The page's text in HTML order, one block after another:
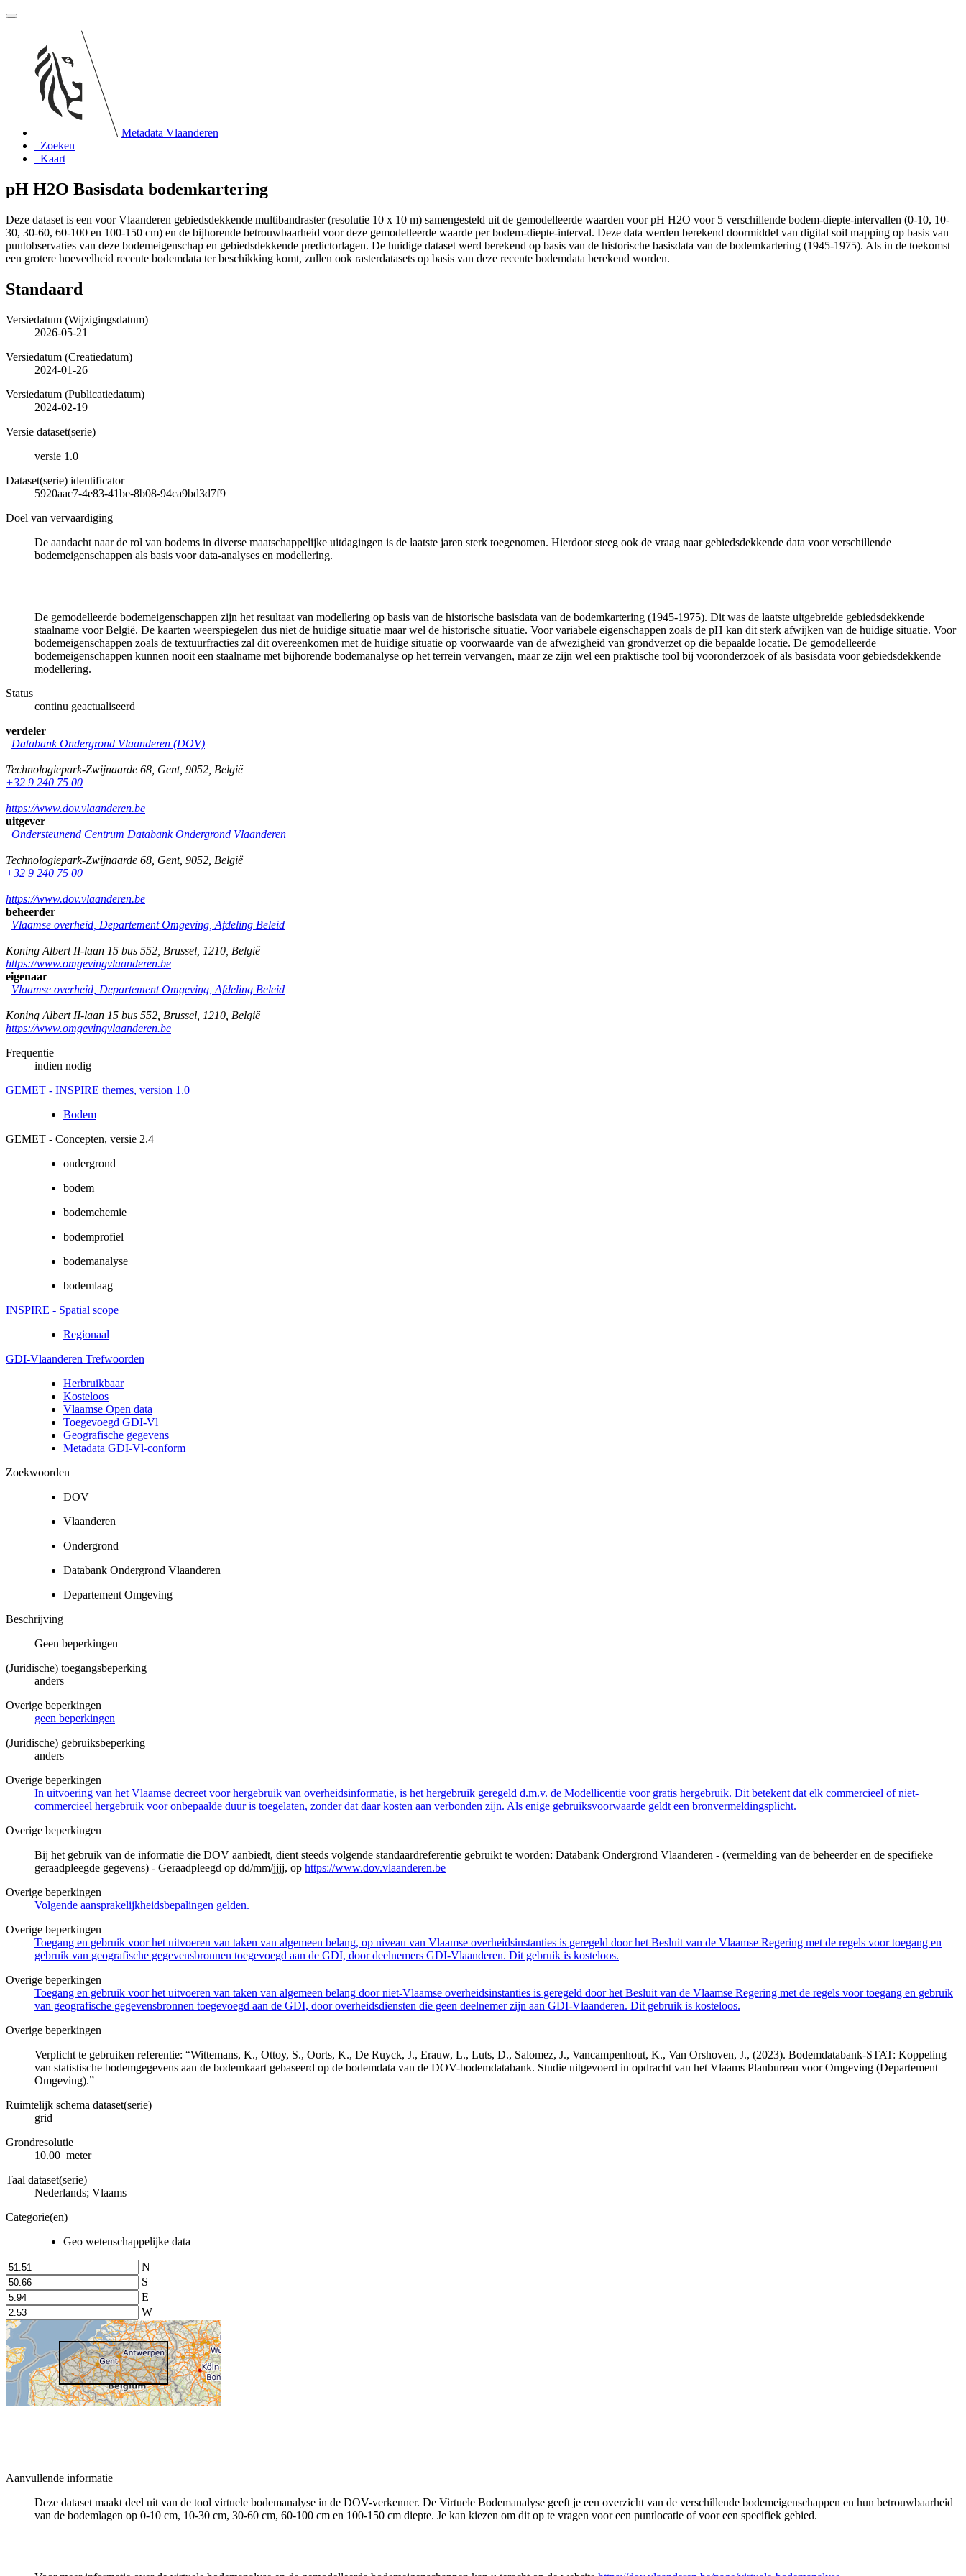
Metadata Vlaanderen
Zoeken
Kaart
pH H2O Basisdata bodemkartering
Deze dataset is een voor Vlaanderen gebiedsdekkende multibandraster (resolutie 10 x 10 m) samengesteld uit de gemodelleerde waarden voor pH H2O voor 5 verschillende bodem-diepte-intervallen (0-10, 10-
30, 30-60, 60-100 en 100-150 cm) en de bijhorende betrouwbaarheid voor deze gemodelleerde waarde per bodem-diepte-interval. Deze data werden berekend doormiddel van digital soil mapping op basis van
puntobservaties van deze bodemeigenschap en gebiedsdekkende predictorlagen. De huidige dataset werd berekend op basis van de historische basisdata van de bodemkartering (1945-1975). Als in de toekomst
een grotere hoeveelheid recente bodemdata ter beschikking komt, zullen ook rasterdatasets op basis van deze recente bodemdata berekend worden.
Standaard
Versiedatum (Wijzigingsdatum)
2026-05-21
Versiedatum (Creatiedatum)
2024-01-26
Versiedatum (Publicatiedatum)
2024-02-19
Versie dataset(serie)
versie 1.0
Dataset(serie) identificator
5920aac7-4e83-41be-8b08-94ca9bd3d7f9
Doel van vervaardiging
De aandacht naar de rol van bodems in diverse maatschappelijke uitdagingen is de laatste jaren sterk toegenomen. Hierdoor steeg ook de vraag naar gebiedsdekkende data voor verschillende
bodemeigenschappen als basis voor data-analyses en modellering.
De gemodelleerde bodemeigenschappen zijn het resultaat van modellering op basis van de historische basisdata van de bodemkartering (1945-1975). Dit was de laatste uitgebreide gebiedsdekkende
staalname voor België. De kaarten weerspiegelen dus niet de huidige situatie maar wel de historische situatie. Voor variabele eigenschappen zoals de pH kan dit sterk afwijken van de huidige situatie. Voor
bodemeigenschappen zoals de textuurfracties zal dit overeenkomen met de huidige situatie op voorwaarde van de afwezigheid van grondverzet op die bepaalde locatie. De gemodelleerde
bodemeigenschappen kunnen nooit een staalname met bijhorende bodemanalyse op het terrein vervangen, maar ze zijn wel een praktische tool bij vooronderzoek of als basisdata voor gebiedsdekkende
modellering.
Status
continu geactualiseerd
verdeler
Databank Ondergrond Vlaanderen (DOV)
Technologiepark-Zwijnaarde 68 Gent, 9052 België
+32 9 240 75 00
https://www.dov.vlaanderen.be
uitgever
Ondersteunend Centrum Databank Ondergrond Vlaanderen
Technologiepark-Zwijnaarde 68 Gent, 9052 België
+32 9 240 75 00
https://www.dov.vlaanderen.be
beheerder
Vlaamse overheid, Departement Omgeving, Afdeling Beleid
Koning Albert II-laan 15 bus 552 Brussel 1210 België
https://www.omgevingvlaanderen.be
eigenaar
Vlaamse overheid, Departement Omgeving, Afdeling Beleid
Koning Albert II-laan 15 bus 552 Brussel 1210 België
https://www.omgevingvlaanderen.be
Frequentie
indien nodig
GEMET - INSPIRE themes, version 1.0
Bodem
GEMET - Concepten, versie 2.4
ondergrond
bodem
bodemchemie
bodemprofiel
bodemanalyse
bodemlaag
INSPIRE - Spatial scope
Regionaal
GDI-Vlaanderen Trefwoorden
Herbruikbaar
Kosteloos
Vlaamse Open data
Toegevoegd GDI-Vl
Geografische gegevens
Metadata GDI-Vl-conform
Zoekwoorden
DOV
Vlaanderen
Ondergrond
Databank Ondergrond Vlaanderen
Departement Omgeving
Beschrijving
Geen beperkingen
(Juridische) toegangsbeperking
anders
Overige beperkingen
geen beperkingen
(Juridische) gebruiksbeperking
anders
Overige beperkingen
In uitvoering van het Vlaamse decreet voor hergebruik van overheidsinformatie, is het hergebruik geregeld d.m.v. de Modellicentie voor gratis hergebruik. Dit betekent dat elk commercieel of niet-
commercieel hergebruik voor onbepaalde duur is toegelaten, zonder dat daar kosten aan verbonden zijn. Als enige gebruiksvoorwaarde geldt een bronvermeldingsplicht.
Overige beperkingen
Bij het gebruik van de informatie die DOV aanbiedt, dient steeds volgende standaardreferentie gebruikt te worden: Databank Ondergrond Vlaanderen - (vermelding van de beheerder en de specifieke
geraadpleegde gegevens) - Geraadpleegd op dd/mm/jjjj, op https://www.dov.vlaanderen.be
Overige beperkingen
Volgende aansprakelijkheidsbepalingen gelden.
Overige beperkingen
Toegang en gebruik voor het uitvoeren van taken van algemeen belang, op niveau van Vlaamse overheidsinstanties is geregeld door het Besluit van de Vlaamse Regering met de regels voor toegang en
gebruik van geografische gegevensbronnen toegevoegd aan de GDI, door deelnemers GDI-Vlaanderen. Dit gebruik is kosteloos.
Overige beperkingen
Toegang en gebruik voor het uitvoeren van taken van algemeen belang door niet-Vlaamse overheidsinstanties is geregeld door het Besluit van de Vlaamse Regering met de regels voor toegang en gebruik
van geografische gegevensbronnen toegevoegd aan de GDI, door overheidsdiensten die geen deelnemer zijn aan GDI-Vlaanderen. Dit gebruik is kosteloos.
Overige beperkingen
Verplicht te gebruiken referentie: “Wittemans, K., Ottoy, S., Oorts, K., De Ruyck, J., Erauw, L., Luts, D., Salomez, J., Vancampenhout, K., Van Orshoven, J., (2023). Bodemdatabank-STAT: Koppeling
van statistische bodemgegevens aan de bodemkaart gebaseerd op de bodemdata van de DOV-bodemdatabank. Studie uitgevoerd in opdracht van het Vlaams Planbureau voor Omgeving (Departement
Omgeving).”
Ruimtelijk schema dataset(serie)
grid
Grondresolutie
10.00 meter
Taal dataset(serie)
Nederlands; Vlaams
Categorie(en)
Geo wetenschappelijke data
N
S
E
W
Aanvullende informatie
Deze dataset maakt deel uit van de tool virtuele bodemanalyse in de DOV-verkenner. De Virtuele Bodemanalyse geeft je een overzicht van de verschillende bodemeigenschappen en hun betrouwbaarheid
van de bodemlagen op 0-10 cm, 10-30 cm, 30-60 cm, 60-100 cm en 100-150 cm diepte. Je kan kiezen om dit op te vragen voor een puntlocatie of voor een specifiek gebied.